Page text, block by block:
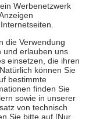
Gesundheit zu
zu unterstützen,
18. Lebensjahr
die von der